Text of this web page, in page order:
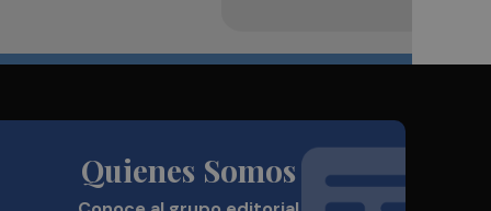
Quienes Somos